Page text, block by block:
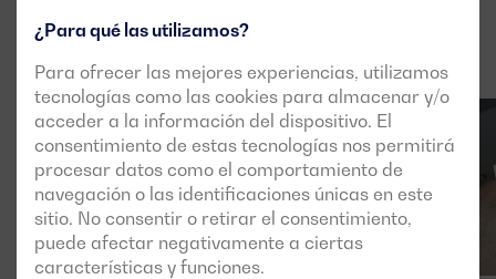
¿Para qué las utilizamos?
Para ofrecer las mejores experiencias, utilizamos
tecnologías como las cookies para almacenar y/o
acceder a la información del dispositivo. El
consentimiento de estas tecnologías nos permitirá
procesar datos como el comportamiento de
navegación o las identificaciones únicas en este
sitio. No consentir o retirar el consentimiento,
puede afectar negativamente a ciertas
características y funciones.